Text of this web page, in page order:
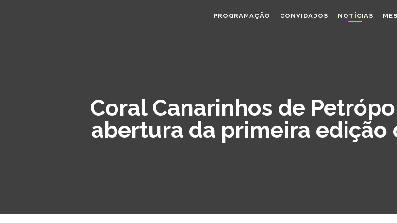
PROGRAMAÇÃO CONVIDADOS NOTÍCIAS
Coral Canarinhos de
abertura da primeira